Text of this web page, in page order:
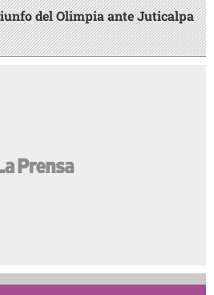
del Olimpia ante Juticalpa